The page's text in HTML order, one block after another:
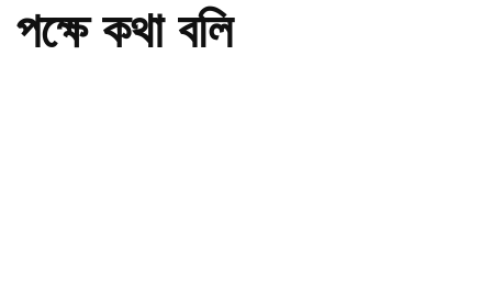
পক্ষে কথা বলি